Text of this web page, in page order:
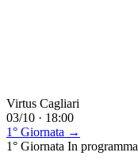
Virtus Cagliari
03/10 · 18:00
1° Giornata →
1° Giornata In programma